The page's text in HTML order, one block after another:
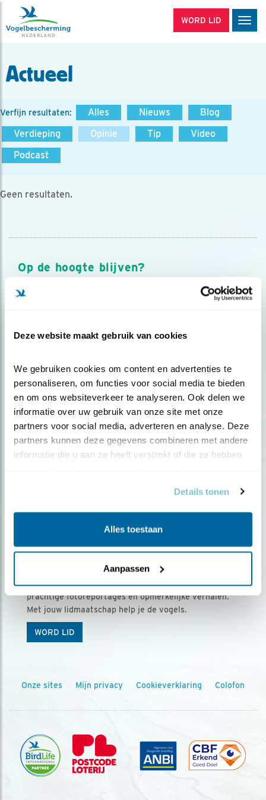
Deze website maakt gebruik van cookies
We gebruiken cookies om content en advertenties te
personaliseren, om functies voor social media te bieden
en om ons websiteverkeer te analyseren. Ook delen we
informatie over uw gebruik van onze site met onze
partners voor social media, adverteren en analyse. Deze
partners kunnen deze gegevens combineren met andere
informatie die u aan ze heeft verstrekt of die ze hebben
Details tonen
Alles toestaan
Aanpassen
WORD LID
Actueel
Verfijn resultaten: Alles Nieuws
Blog
Verdieping
Opinie Tip
Video
Podcast
Geen resultaten.
Op de hoogte blijven?
Meld je aan en ontvang nieuws, inspiratie, acties en tips
over vogels en activiteiten van Vogelbescherming.
Ontvang 5 x Vogels voor € 36,00 per jaar
Vogels is het tijdschrift voor onze leden, met
prachtige fotoreportages en opmerkelijke verhalen.
Met jouw lidmaatschap help je de vogels.
WORD LID
Onze sites Mijn privacy Cookieverklaring Colofon